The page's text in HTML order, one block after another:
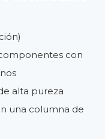
con
alta pureza
una columna de